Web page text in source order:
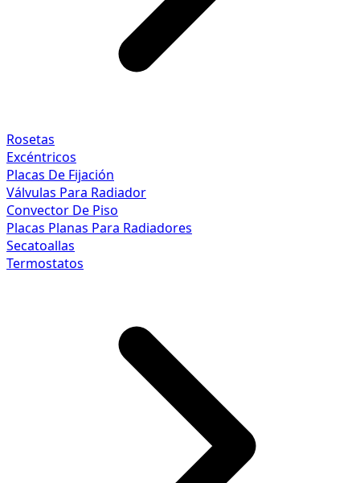
Rosetas
Excéntricos
Placas De Fijación
Válvulas Para Radiador
Convector De Piso
Placas Planas Para Radiadores
Secatoallas
Termostatos